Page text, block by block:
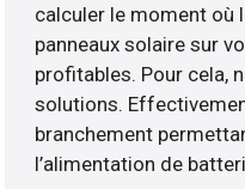
calculer le moment où
panneaux solaire sur
profitables. Pour cela,
solutions.
branchement
l’alimentation de